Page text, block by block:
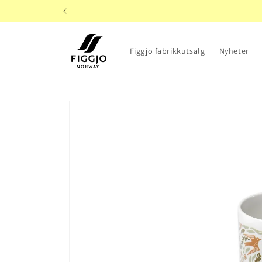
innholdet
Figgjo fabrikkutsalg Nyheter